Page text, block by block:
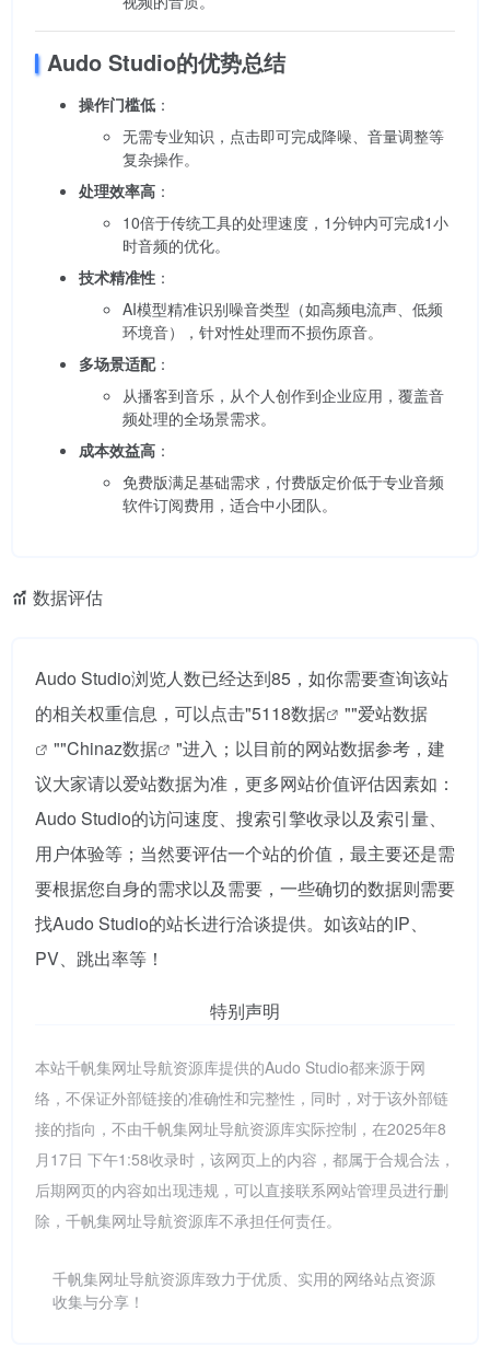
Audo Studio的优势总结
操作门槛低 ：
无需专业知识，点击即可完成降噪、音量调整等
复杂操作。
处理效率高 ：
10倍于传统工具的处理速度，1分钟内可完成1小
时音频的优化。
技术精准性 ：
AI模型精准识别噪音类型（如高频电流声、低频
环境音），针对性处理而不损伤原音。
多场景适配：
从播客到音乐，从个人创作到企业应用，覆盖音
频处理的全场景需求。
成本效益高 ：
免费版满足基础需求，付费版定价低于专业音频
软件订阅费用，适合中小团队。
数据评估
Audo Studio浏览人数已经达到85，如你需要查询该站
的相关权重信息，可以点击"5118数据 ""爱站数据
""Chinaz数据
"进入；以目前的网站数据参考，建
议大家请以爱站数据为准，更多网站价值评估因素如：
Audo Studio的访问速度、搜索引擎收录以及索引量、
用户体验等；当然要评估一个站的价值，最主要还是需
要根据您自身的需求以及需要，一些确切的数据则需要
找Audo Studio的站长进行洽谈提供。如该站的IP、
PV、跳出率等！
特别声明
本站千帆集网址导航资源库提供的Audo Studio都来源于网
络，不保证外部链接的准确性和完整性，同时，对于该外部链
接的指向，不由千帆集网址导航资源库实际控制，在2025年8
月17日 下午1:58收录时，该网页上的内容，都属于合规合法，
后期网页的内容如出现违规，可以直接联系网站管理员进行删
除，千帆集网址导航资源库不承担任何责任。
千帆集网址导航资源库致力于优质、实用的网络站点资源
收集与分享！